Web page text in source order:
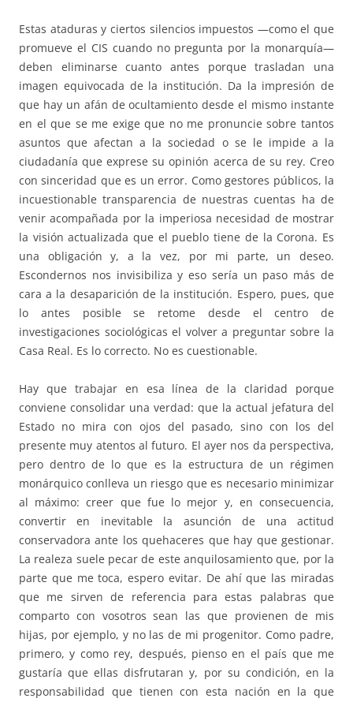
Estas ataduras y ciertos silencios impuestos —como el que
promueve el CIS cuando no pregunta por la monarquía—
deben eliminarse cuanto antes porque trasladan una
imagen equivocada de la institución. Da la impresión de
que hay un afán de ocultamiento desde el mismo instante
en el que se me exige que no me pronuncie sobre tantos
asuntos que afectan a la sociedad o se le impide a la
ciudadanía que exprese su opinión acerca de su rey. Creo
con sinceridad que es un error. Como gestores públicos, la
incuestionable transparencia de nuestras cuentas ha de
venir acompañada por la imperiosa necesidad de mostrar
la visión actualizada que el pueblo tiene de la Corona. Es
una obligación y, a la vez, por mi parte, un deseo.
Escondernos nos invisibiliza y eso sería un paso más de
cara a la desaparición de la institución. Espero, pues, que
lo antes posible se retome desde el centro de
investigaciones sociológicas el volver a preguntar sobre la
Casa Real. Es lo correcto. No es cuestionable.
Hay que trabajar en esa línea de la claridad porque
conviene consolidar una verdad: que la actual jefatura del
Estado no mira con ojos del pasado, sino con los del
presente muy atentos al futuro. El ayer nos da perspectiva,
pero dentro de lo que es la estructura de un régimen
monárquico conlleva un riesgo que es necesario minimizar
al máximo: creer que fue lo mejor y, en consecuencia,
convertir en inevitable la asunción de una actitud
conservadora ante los quehaceres que hay que gestionar.
La realeza suele pecar de este anquilosamiento que, por la
parte que me toca, espero evitar. De ahí que las miradas
que me sirven de referencia para estas palabras que
comparto con vosotros sean las que provienen de mis
hijas, por ejemplo, y no las de mi progenitor. Como padre,
primero, y como rey, después, pienso en el país que me
gustaría que ellas disfrutaran y, por su condición, en la
responsabilidad que tienen con esta nación en la que